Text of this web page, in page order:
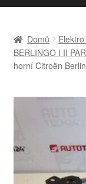
navigaci
obsahu
Celosvětová
Můj účet
Domů
BERLINGO I II
horní Citroën